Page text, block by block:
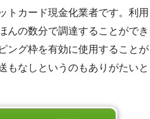
トカード現金化業者です。利用
んの数分で調達することができ
ング枠を有効に使用することが
もなしというのもありがたいと